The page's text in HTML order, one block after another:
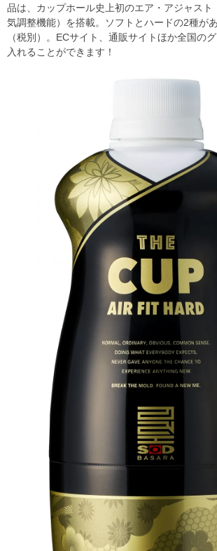
品は、カップホール史上初のエア・アジャスト
気調整機能）を搭載。ソフトとハードの2種が
（税別）。ECサイト、通販サイトほか全国の
入れることができます！